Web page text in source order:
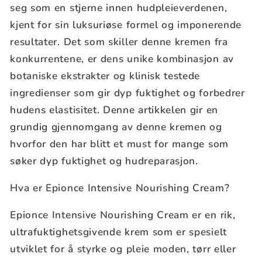
seg som en stjerne innen hudpleieverdenen,
kjent for sin luksuriøse formel og imponerende
resultater. Det som skiller denne kremen fra
konkurrentene, er dens unike kombinasjon av
botaniske ekstrakter og klinisk testede
ingredienser som gir dyp fuktighet og forbedrer
hudens elastisitet. Denne artikkelen gir en
grundig gjennomgang av denne kremen og
hvorfor den har blitt et must for mange som
søker dyp fuktighet og hudreparasjon.
Hva er Epionce Intensive Nourishing Cream?
Epionce Intensive Nourishing Cream er en rik,
ultrafuktighetsgivende krem som er spesielt
utviklet for å styrke og pleie moden, tørr eller